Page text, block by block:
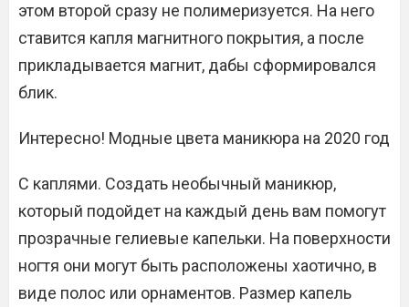
этом второй сразу не полимеризуется. На него
ставится капля магнитного покрытия, а после
прикладывается магнит, дабы сформировался
блик.
Интересно! Модные цвета маникюра на 2020 год
С каплями. Создать необычный маникюр,
который подойдет на каждый день вам помогут
прозрачные гелиевые капельки. На поверхности
ногтя они могут быть расположены хаотично, в
виде полос или орнаментов. Размер капель